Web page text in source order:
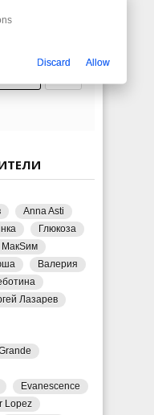
People
Anna Asti
Глюкоза
МакSим
Валерия
Лазарев
Evanescence
Lopez
Discard Allow